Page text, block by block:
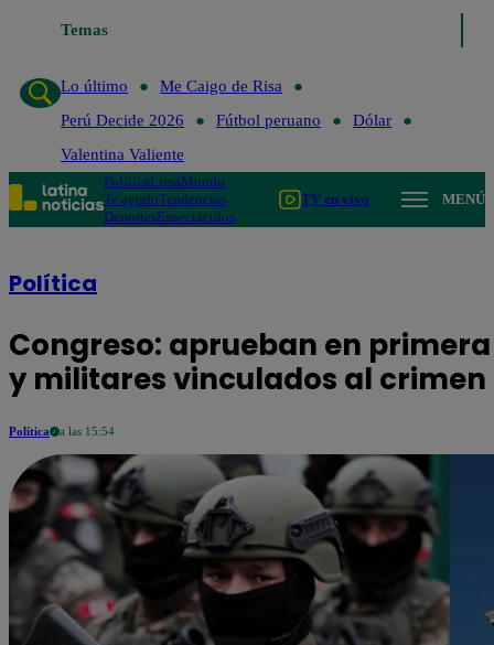
Temas
Lo último
Me Caigo de Risa
Perú Decide 2026
Fútbol peruano
Dólar
Valentina Valiente
PolíticaLimaMundo
Te ayudoTendencias
DeportesEspectáculos
TV en vivo MENÚ
Política
Congreso: aprueban en
y militares vinculados al crimen
Política a las 15:54